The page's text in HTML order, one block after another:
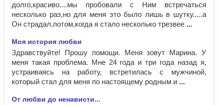
долго,красиво....мы пробовали с Ним встречаться
несколько раз,но для меня это было лишь в шутку.....а
Он страдал,потом,когда я стало несколько трезвее
Моя история любви
Здравствуйте! Прошу помощи. Меня зовут Марина. У
меня такая проблема. Мне 24 года и три года назад я,
устраиваясь на работу, встретилась с мужчиной,
который стал для меня по настоящему родным и
От любви до ненависти...